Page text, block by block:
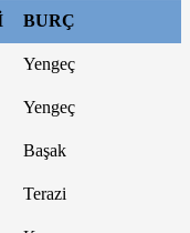
BURÇ
Yengeç
Yengeç
Başak
Terazi